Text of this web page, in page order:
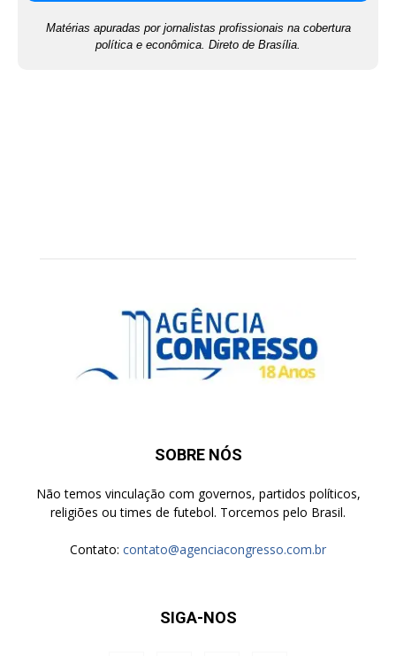
Matérias apuradas por jornalistas profissionais na cobertura
política e econômica. Direto de Brasília.
SOBRE NÓS
Não temos vinculação com governos, partidos políticos,
religiões ou times de futebol. Torcemos pelo Brasil.
Contato: contato@agenciacongresso.com.br
SIGA-NOS